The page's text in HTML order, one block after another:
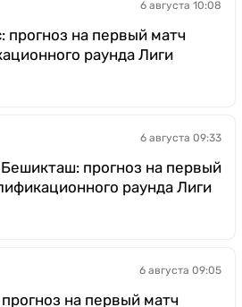
6 августа 10:08
прогноз на первый матч
раунда Лиги
6 августа 09:33
прогноз на первый
раунда Лиги
6 августа 09:05
на первый матч